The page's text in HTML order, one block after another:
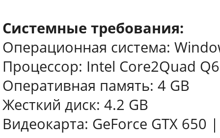
Системные требования:
Операционная система:
Процессор: Intel Core2Quad
Оперативная память: 4 GB
Жесткий диск: 4.2 GB
Видеокарта: GeForce GTX 650